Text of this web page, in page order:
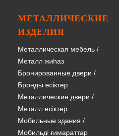
МЕТАЛЛИЧЕСКИЕ
ИЗДЕЛИЯ
Металлическая мебель /
Металл жиһаз
Бронированные двери /
Бронды есіктер
Металлические двери /
Металл есіктер
Мобильные здания /
Мобильді ғимараттар